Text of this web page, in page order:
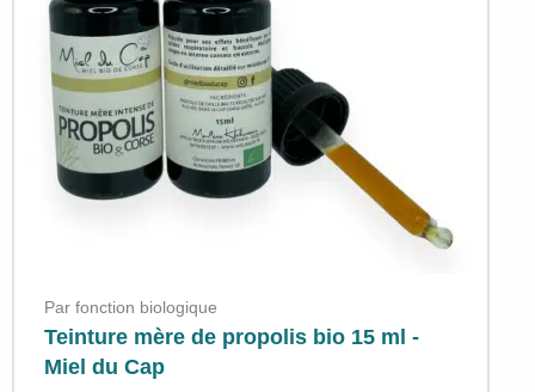
Par fonction biologique
Teinture mère de propolis bio 15 ml -
Miel du Cap